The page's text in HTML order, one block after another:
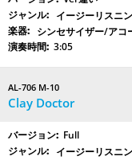
イージーリスニ
シンセサイザー/アコ
3:05
AL-706 M-10
Clay Doctor
Full
イージーリスニ